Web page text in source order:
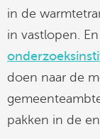
in de
in vastlopen.
doen naar de
pakken in de